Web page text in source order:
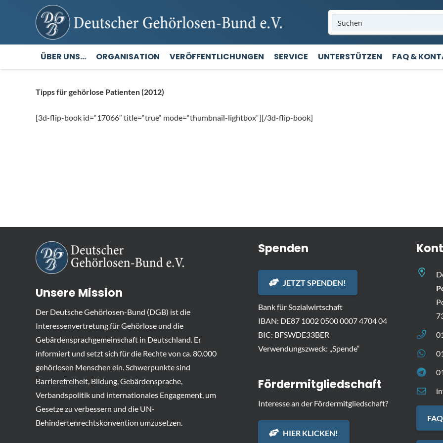
ÜBER UNS… ORGANISATION VERÖFFENTLICHUNGEN SERVICE UNTERSTÜTZEN FAQ &
Tipps für gehörlose Patienten (2012)
[3d-flip-book id=“17066″ title=“true“ mode=“thumbnail-lightbox“][/3d-flip-book]
Unsere Mission
Der Deutsche Gehörlosen-Bund (DGB) ist die
Interessenvertretung für Gehörlose und die
Gebärdensprachgemeinschaft in Deutschland. Er
informiert und setzt sich für die Rechte von ca. 80.000
gehörlosen Menschen ein. Schwerpunkte sind
Barrierefreiheit, Bildung, Gebärdensprache,
Verbandspolitik und internationales Engagement, um
Gesetze zu verbessern und die UN-
Behindertenrechtskonvention umzusetzen.
Spenden
JETZT SPENDEN!
Bank für Sozialwirtschaft
IBAN: DE87 1002 0500 0007 4704 04
BIC: BFSWDE33BER
Verwendungszweck: „Spende“
Fördermitgliedschaft
Interesse an der Fördermitgliedschaft?
HIER KLICKEN!